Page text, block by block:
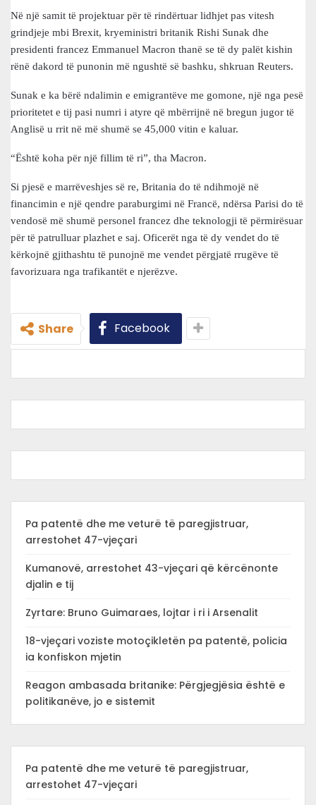
Në një samit të projektuar për të rindërtuar lidhjet pas vitesh
grindjeje mbi Brexit, kryeministri britanik Rishi Sunak dhe
presidenti francez Emmanuel Macron thanë se të dy palët kishin
rënë dakord të punonin më ngushtë së bashku, shkruan Reuters.
Sunak e ka bërë ndalimin e emigrantëve me gomone, një nga pesë
prioritetet e tij pasi numri i atyre që mbërrijnë në bregun jugor të
Anglisë u rrit në më shumë se 45,000 vitin e kaluar.
“Është koha për një fillim të ri”, tha Macron.
Si pjesë e marrëveshjes së re, Britania do të ndihmojë në
financimin e një qendre paraburgimi në Francë, ndërsa Parisi do të
vendosë më shumë personel francez dhe teknologji të përmirësuar
për të patrulluar plazhet e saj. Oficerët nga të dy vendet do të
kërkojnë gjithashtu të punojnë me vendet përgjatë rrugëve të
favorizuara nga trafikantët e njerëzve.
Share Facebook
Pa patentë dhe me veturë të paregjistruar,
arrestohet 47-vjeçari
Kumanovë, arrestohet 43-vjeçari që kërcënonte
djalin e tij
Zyrtare: Bruno Guimaraes, lojtar i ri i Arsenalit
18-vjeçari voziste motoçikletën pa patentë, policia
ia konfiskon mjetin
Reagon ambasada britanike: Përgjegjësia është e
politikanëve, jo e sistemit
Pa patentë dhe me veturë të paregjistruar,
arrestohet 47-vjeçari